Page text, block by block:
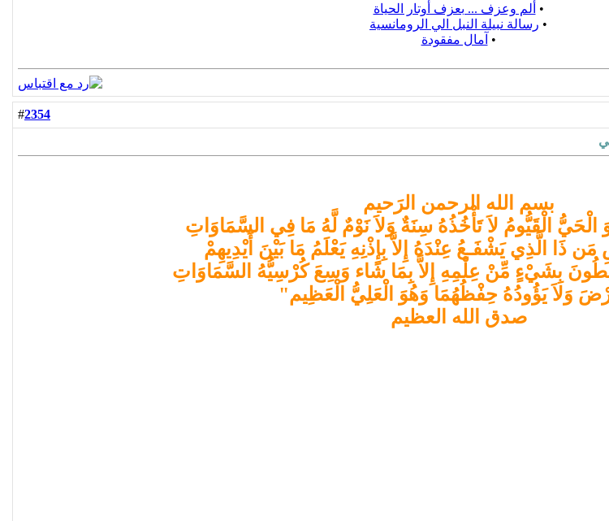
• ألم وعزف ... بعزف أوتار الحياة
• رسالة نبيلة النبل الي الرومانسية
• آمال مفقودة
2354
بسم الله الرحمن الرَحيم
هُوَ الْحَيُّ الْقَيُّومُ لاَ تَأْخُذُهُ سِنَةٌ وَلاَ نَوْمٌ لَّهُ مَا فِي السَّمَاوَاتِ
ذَا الَّذِي يَشْفَـعُ عِنْدَهُ إِلاَّ بِإِذْنِهِ يَعْلَمُ مَا بَيْنَ أَيْدِيهِمْ
بِشَيْءٍ مِّنْ عِلْمِهِ إِلاَّ بِمَا شَاء وَسِعَ كُرْسِيُّهُ السَّمَاوَاتِ
وَلاَ يَؤُودُهُ حِفْظُهُمَا وَهُوَ الْعَلِيُّ الْعَظِيم"
صدق الله العظيم